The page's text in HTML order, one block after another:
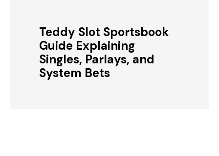
Teddy Slot Sportsbook
Guide Explaining
Singles, Parlays, and
System Bets